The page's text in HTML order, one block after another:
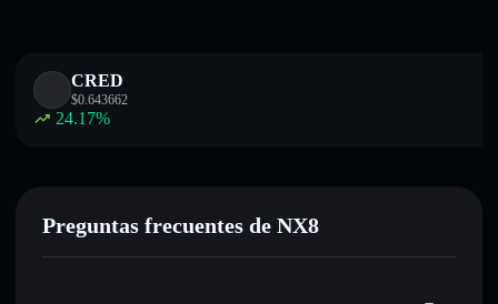
CRED
$0.643662
24.17%
Preguntas frecuentes de NX8